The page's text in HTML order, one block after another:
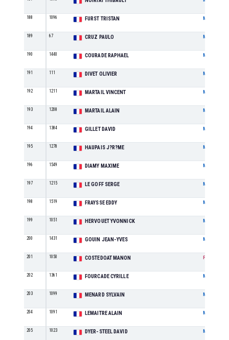
188 1096 FURST TRISTAN M
189 67 CRUZ PAULO M
190 1440 COURADE RAPHAEL M
191 111 DIVET OLIVIER M
192 1211 MARTAIL VINCENT M
193 1208 MARTAIL ALAIN M
194 1384 GILLET DAVID M
195 1278 HAUPAIS J?R?ME M
196 1549 DIAMY MAXIME M
197 1215 LE GOFF SERGE M
198 1519 FRAYSSE EDDY M
199 1051 HERVOUET YVONNICK M
200 1431 GOUIN JEAN-YVES M
201 1050 COSTEDOAT MANON F
202 1361 FOURCADE CYRILLE M
203 1099 MENARD SYLVAIN M
204 1091 LEMAITRE ALAIN M
205 1023 DYER-STEEL DAVID M